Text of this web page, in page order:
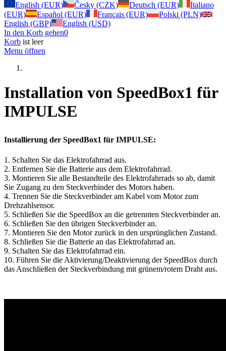
English (EUR)
Česky (CZK) Deutsch (EUR)
Italiano
(EUR)
Español (EUR) Français (EUR)
Polski (PLN)
English (GBP)
English (USD)
In den Korb gehen0
Korb ist leer
Menu öffnen
Installation von SpeedBox1 für
IMPULSE
Installierung der SpeedBox1 für IMPULSE:
1. Schalten Sie das Elektrofahrrad aus.
2. Entfernen Sie die Batterie aus dem Elektrofahrrad.
3. Montieren Sie alle Bestandteile des Elektrofahrrads so ab, damit
Sie Zugang zu den Steckverbinder des Motors haben.
4. Trennen Sie die Steckverbinder am Kabel vom Motor zum
Drehzahlsensor.
5. Schließen Sie die SpeedBox an die getrennten Steckverbinder an.
6. Schließen Sie den übrigen Steckverbinder an.
7. Montieren Sie den Motor zurück in den ursprünglichen Zustand.
8. Schließen Sie die Batterie an das Elektrofahrrad an.
9. Schalten Sie das Elektrofahrrad ein.
10. Führen Sie die Aktivierung/Deaktivierung der SpeedBox durch
das Anschließen der Steckverbindung mit grünem/rotem Draht aus.